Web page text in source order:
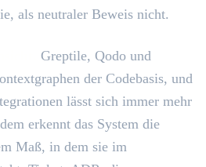
als neutraler Beweis nicht.
Greptile, Qodo und
der Codebasis, und
lässt sich immer mehr
erkennt das System die
Maß, in dem sie im